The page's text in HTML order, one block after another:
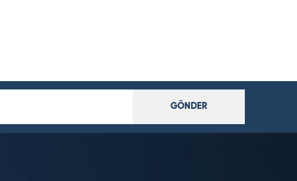
GÖNDER